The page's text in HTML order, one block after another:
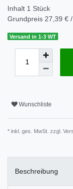
Inhalt 1 Stück
Grundpreis 27,39 €
Versand in 1-3 WT
Wunschliste
* inkl. ges. MwSt. zzgl.
Beschreibung